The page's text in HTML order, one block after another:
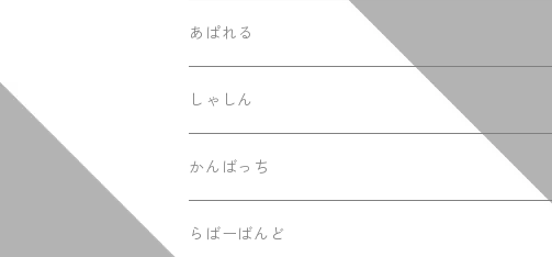
あぱれる
てぃーしゃつ
ふーでぃー
しゃしん
かんばっち
らばーばんど